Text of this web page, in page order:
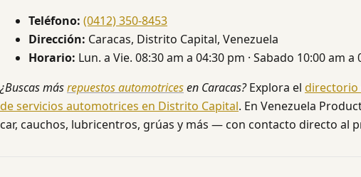
Teléfono: (0412) 350-8453
Dirección: Caracas, Distrito Capital, Venezuela
Horario: Lun. a Vie. 08:30 am a 04:30 pm · Sabado 10:00 am a
¿Buscas másrepuestos automotricesen Caracas?Explora el directorio
de servicios automotrices en Distrito Capital. En Venezuela
car, cauchos, lubricentros, grúas y más — con contacto directo al